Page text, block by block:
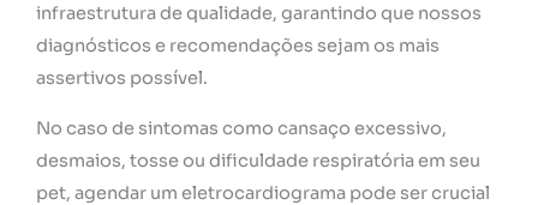
infraestrutura de qualidade, garantindo que nossos
diagnósticos e recomendações sejam os mais
assertivos possível.
No caso de sintomas como cansaço excessivo,
desmaios, tosse ou dificuldade respiratória em seu
pet, agendar um eletrocardiograma pode ser crucial